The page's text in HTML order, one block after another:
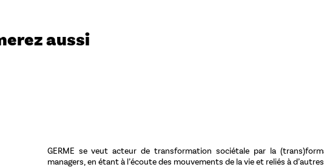
aussi
GERME se veut acteur de transformation sociétale par la
managers, en étant à l’écoute des mouvements de la vie et reliés à